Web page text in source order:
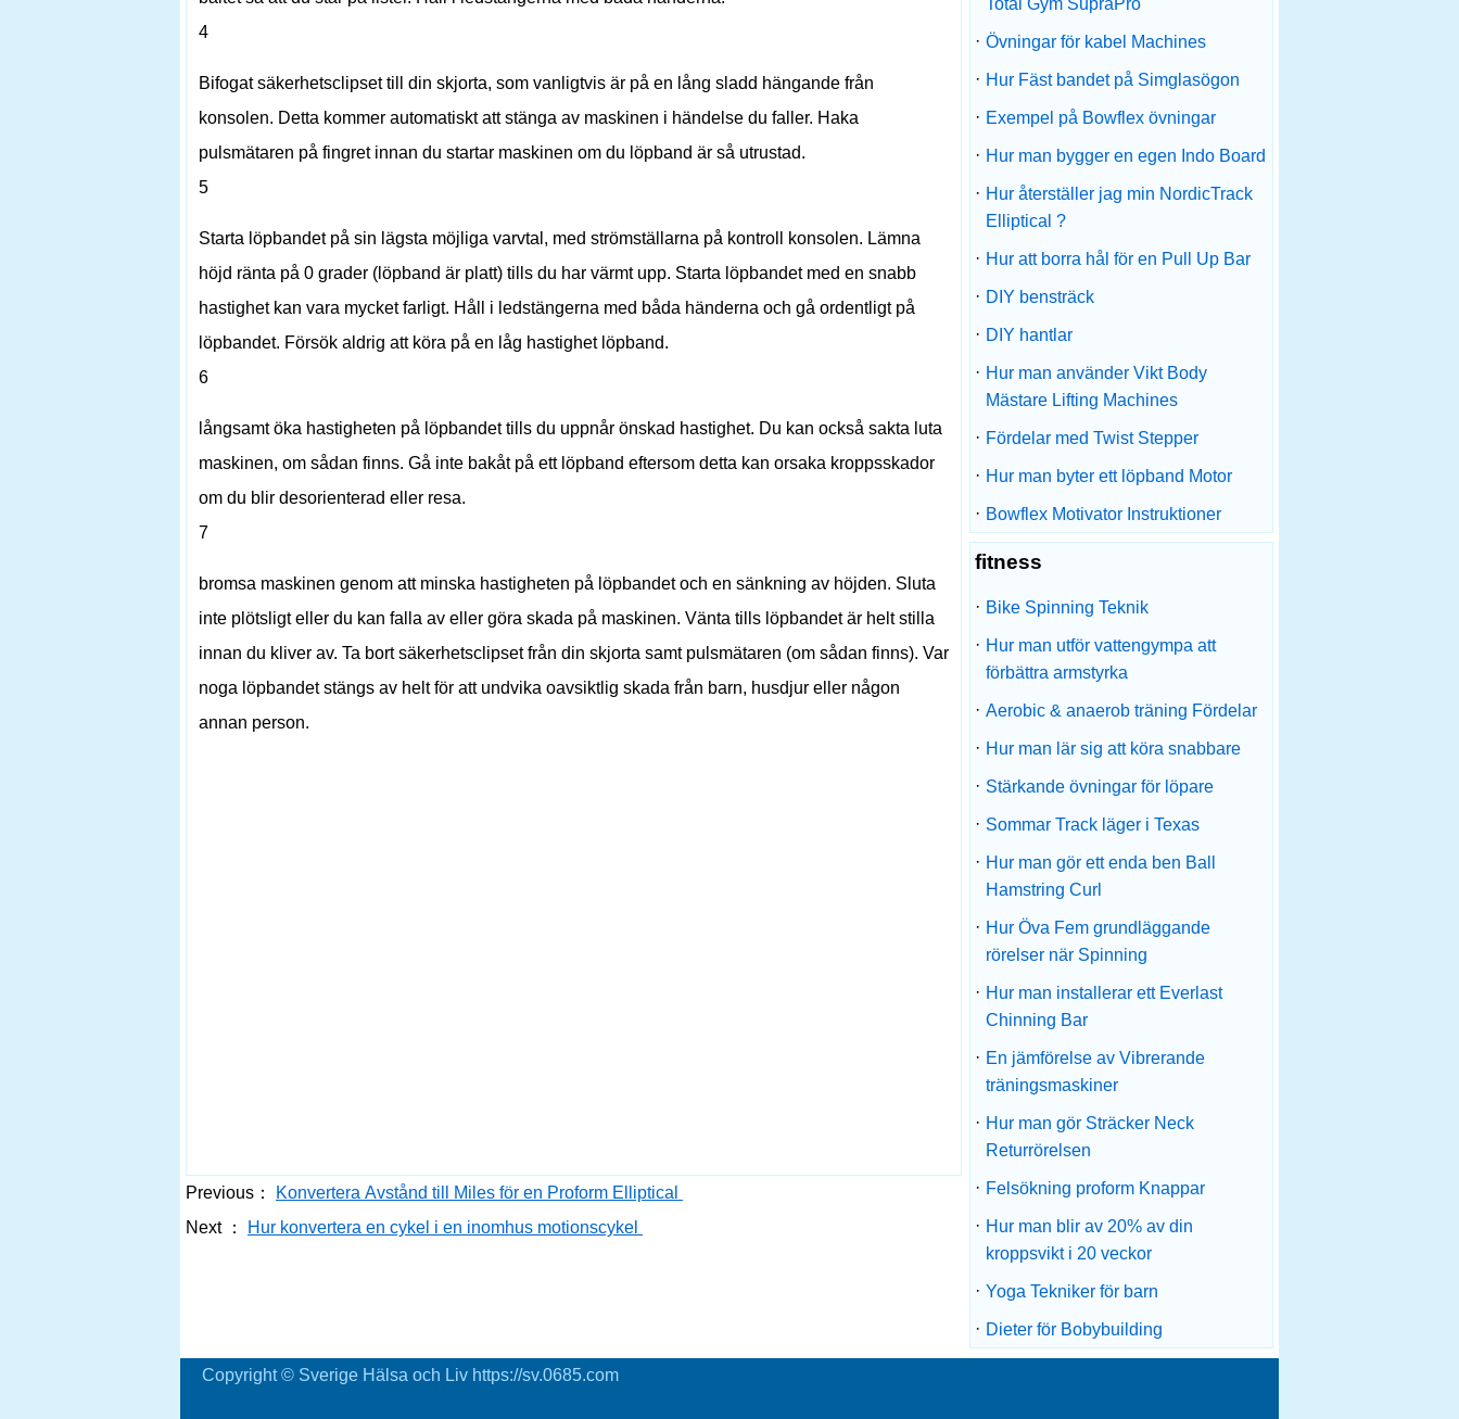
4
Bifogat säkerhetsclipset till din skjorta, som vanligtvis är på en lång sladd hängande från
konsolen. Detta kommer automatiskt att stänga av maskinen i händelse du faller. Haka
pulsmätaren på fingret innan du startar maskinen om du löpband är så utrustad.
5
Starta löpbandet på sin lägsta möjliga varvtal, med strömställarna på kontroll konsolen. Lämna
höjd ränta på 0 grader (löpband är platt) tills du har värmt upp. Starta löpbandet med en snabb
hastighet kan vara mycket farligt. Håll i ledstängerna med båda händerna och gå ordentligt på
löpbandet. Försök aldrig att köra på en låg hastighet löpband.
6
långsamt öka hastigheten på löpbandet tills du uppnår önskad hastighet. Du kan också sakta luta
maskinen, om sådan finns. Gå inte bakåt på ett löpband eftersom detta kan orsaka kroppsskador
om du blir desorienterad eller resa.
7
bromsa maskinen genom att minska hastigheten på löpbandet och en sänkning av höjden. Sluta
inte plötsligt eller du kan falla av eller göra skada på maskinen. Vänta tills löpbandet är helt stilla
innan du kliver av. Ta bort säkerhetsclipset från din skjorta samt pulsmätaren (om sådan finns). Var
noga löpbandet stängs av helt för att undvika oavsiktlig skada från barn, husdjur eller någon
annan person.
Previous：
Konvertera Avstånd till Miles för en Proform Elliptical
Next ：
Hur konvertera en cykel i en inomhus motionscykel
Total Gym SupraPro
· Övningar för kabel Machines
· Hur Fäst bandet på Simglasögon
· Exempel på Bowflex övningar
· Hur man bygger en egen Indo Board
· Hur återställer jag min NordicTrack
Elliptical ?
· Hur att borra hål för en Pull Up Bar
· DIY bensträck
· DIY hantlar
· Hur man använder Vikt Body
Mästare Lifting Machines
· Fördelar med Twist Stepper
· Hur man byter ett löpband Motor
· Bowflex Motivator Instruktioner
fitness
· Bike Spinning Teknik
· Hur man utför vattengympa att
förbättra armstyrka
· Aerobic & anaerob träning Fördelar
· Hur man lär sig att köra snabbare
· Stärkande övningar för löpare
· Sommar Track läger i Texas
· Hur man gör ett enda ben Ball
Hamstring Curl
· Hur Öva Fem grundläggande
rörelser när Spinning
· Hur man installerar ett Everlast
Chinning Bar
· En jämförelse av Vibrerande
träningsmaskiner
· Hur man gör Sträcker Neck
Returrörelsen
· Felsökning proform Knappar
· Hur man blir av 20% av din
kroppsvikt i 20 veckor
· Yoga Tekniker för barn
· Dieter för Bobybuilding
Copyright © Sverige Hälsa och Liv https://sv.0685.com